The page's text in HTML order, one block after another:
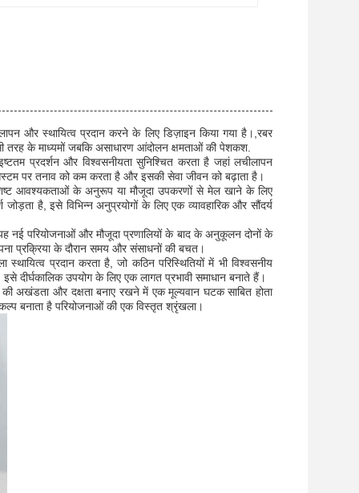
और स्थायित्व प्रदान करने के लिए डिज़ाइन किया गया है।,रबर
तरह के माध्यमों जबकि असाधारण आंदोलन क्षमताओं की पेशकश.
प्रदर्शन और विश्वसनीयता सुनिश्चित करता है जहां लचीलापन
पर तनाव को कम करता है और इसकी सेवा जीवन को बढ़ाता है।
आवश्यकताओं के अनुरूप या मौजूदा उपकरणों से मेल खाने के लिए
है, इसे विभिन्न अनुप्रयोगों के लिए एक व्यावहारिक और सौंदर्य
नई परियोजनाओं और मौजूदा प्रणालियों के बाद के अनुकूलन दोनों के
प्रक्रिया के दौरान समय और संसाधनों की बचत।
प्रदान करता है, जो कठिन परिस्थितियों में भी विश्वसनीय
दीर्घकालिक उपयोग के लिए एक लागत प्रभावी समाधान बनाते हैं।
की अखंडता और दक्षता बनाए रखने में एक मूल्यवान घटक साबित होता
बनाता है परियोजनाओं की एक विस्तृत श्रृंखला।